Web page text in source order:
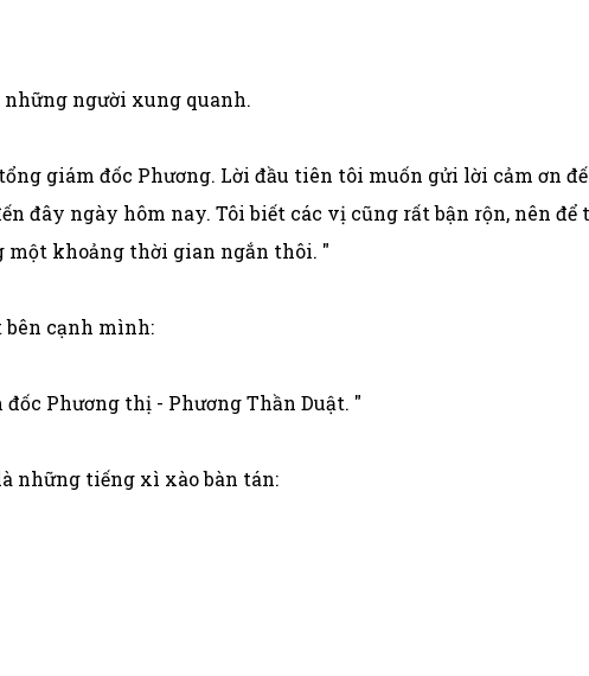
người xung quanh.
giám đốc Phương. Lời đầu tiên tôi muốn gửi lời cảm ơn
đây ngày hôm nay. Tôi biết các vị cũng rất bận rộn, nên
một khoảng thời gian ngắn thôi. "
bên cạnh mình:
Phương thị - Phương Thần Duật. "
những tiếng xì xào bàn tán: